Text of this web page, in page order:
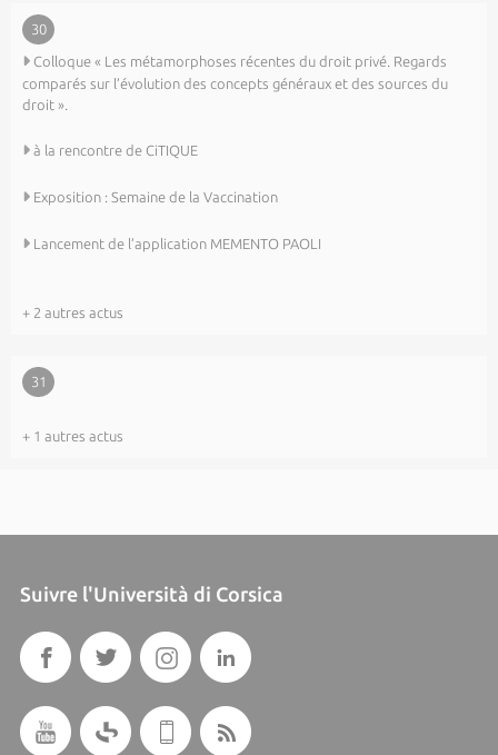
30
Colloque « Les métamorphoses récentes du droit privé. Regards
comparés sur l’évolution des concepts généraux et des sources du
droit ».
à la rencontre de CiTIQUE
Exposition : Semaine de la Vaccination
Lancement de l’application MEMENTO PAOLI
+ 2 autres actus
31
+ 1 autres actus
Suivre l'Università di Corsica